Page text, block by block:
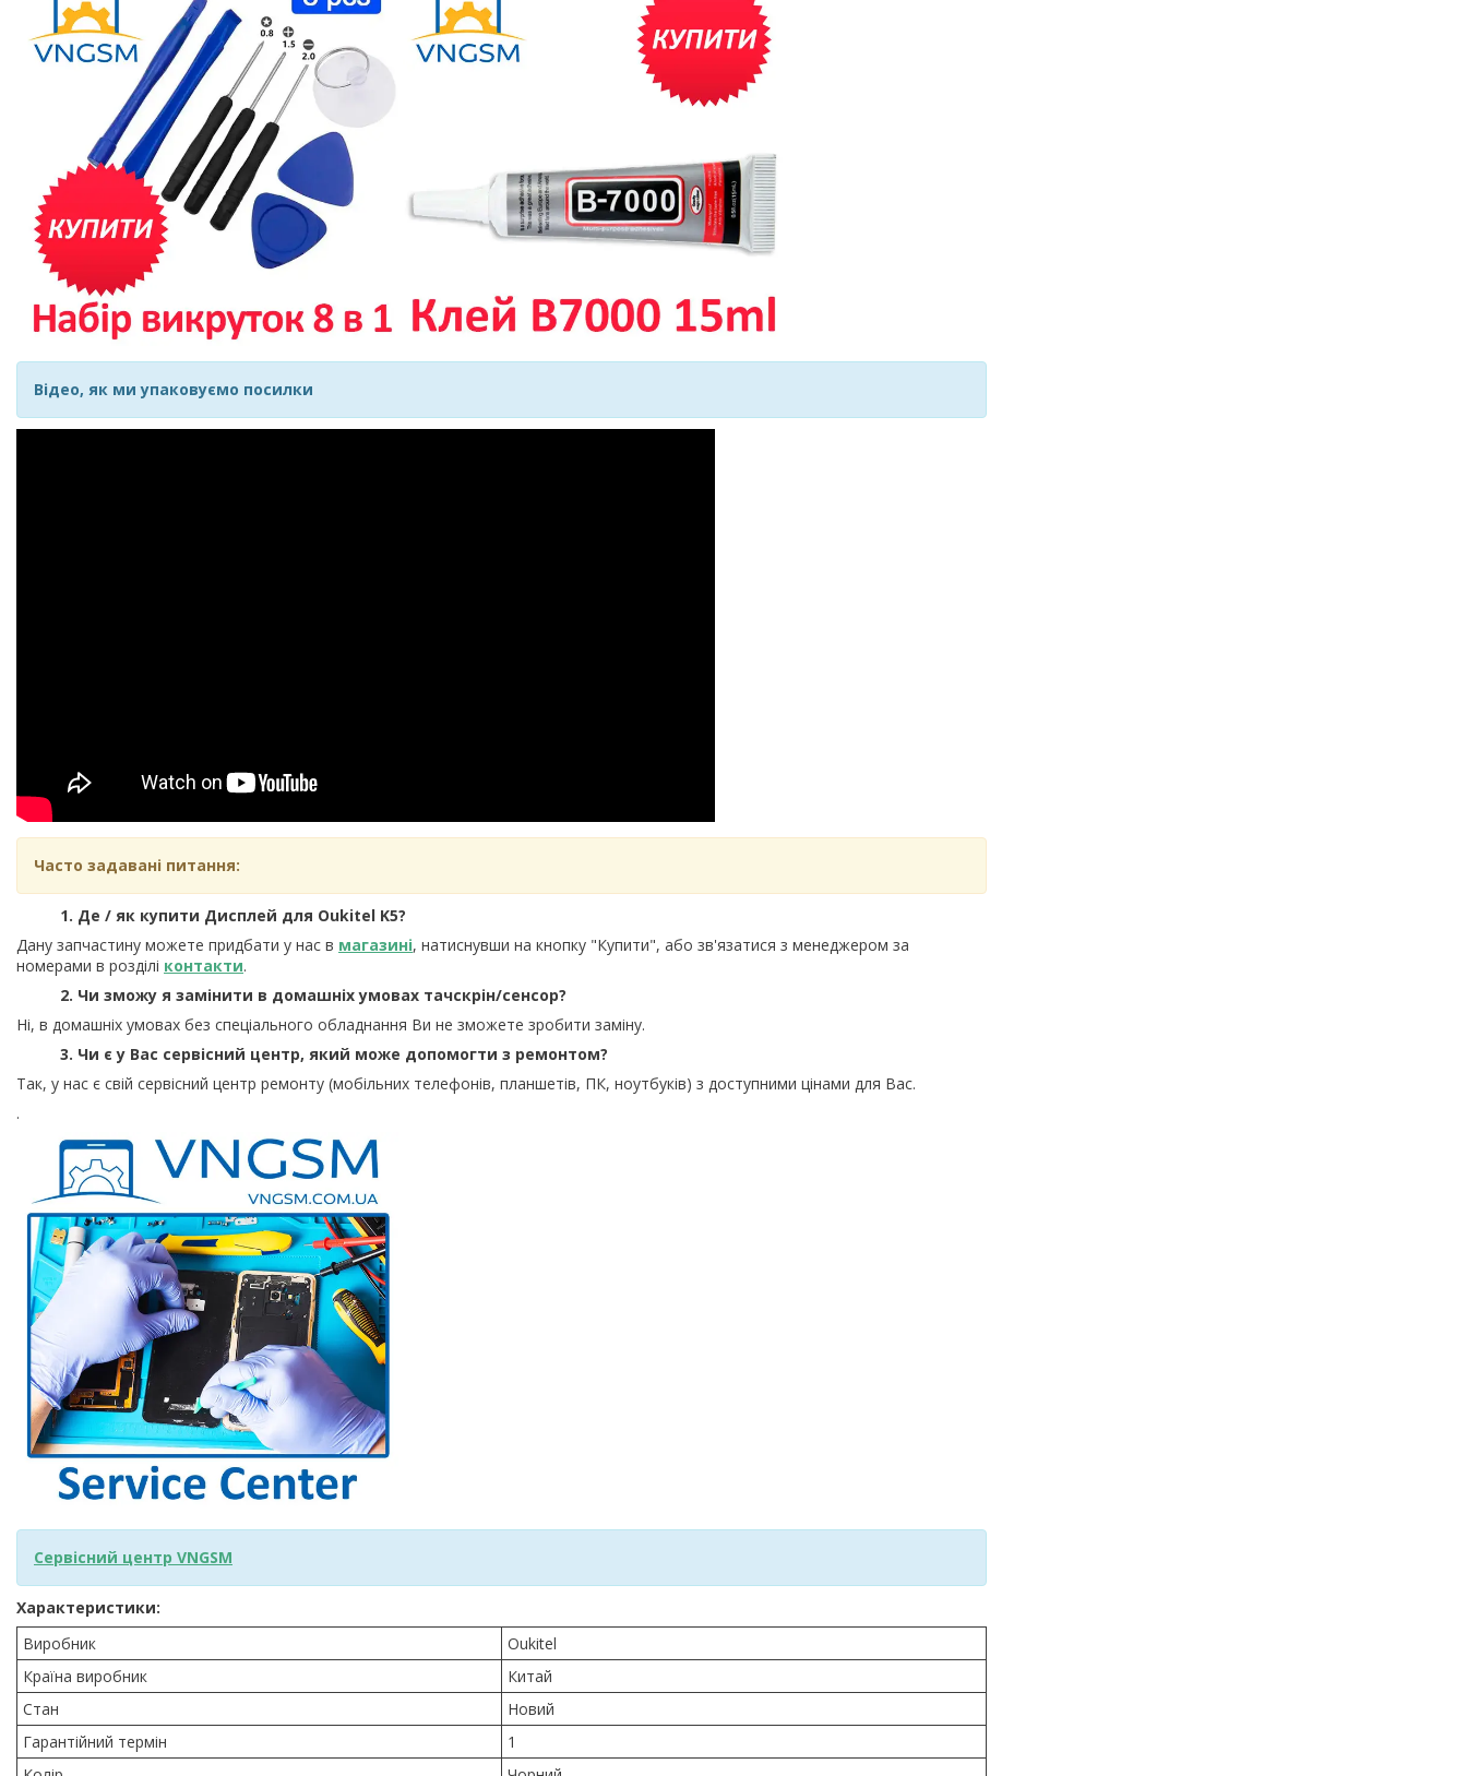
Відео, як ми упаковуємо посилки
Часто задавані питання:
1. Де / як купити Дисплей для Oukitel K5?
Дану запчастину можете придбати у нас в магазині, натиснувши на кнопку "Купити", або зв'язатися з менеджером за
номерами в розділі контакти.
2. Чи зможу я замінити в домашніх умовах тачскрін/сенсор?
Ні, в домашніх умовах без спеціального обладнання Ви не зможете зробити заміну.
3. Чи є у Вас сервісний центр, який може допомогти з ремонтом?
Так, у нас є свій сервісний центр ремонту (мобільних телефонів, планшетів, ПК, ноутбуків) з доступними цінами для Вас.
.
Сервісний центр VNGSM
Характеристики:
Виробник
Oukitel
Країна виробник
Китай
Стан
Новий
Гарантійний термін
1